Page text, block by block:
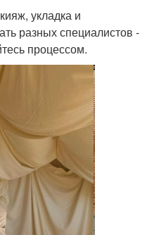
укладка и
разных специалистов -
процессом.